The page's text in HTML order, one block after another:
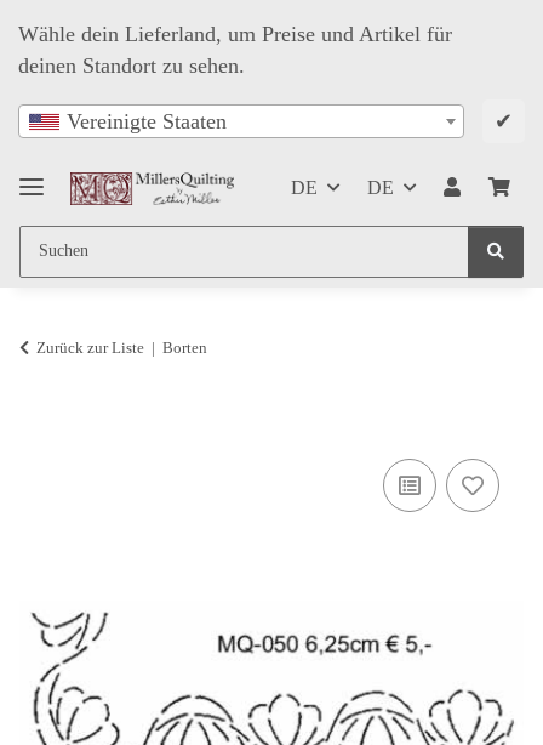
Wähle dein Lieferland, um Preise und Artikel für
deinen Standort zu sehen.
Vereinigte Staaten ✔
DE DE
Zurück zur Liste Borten